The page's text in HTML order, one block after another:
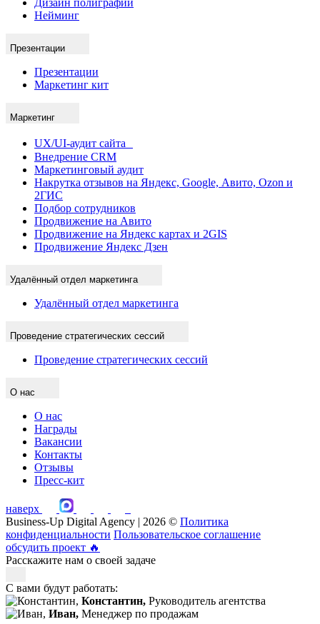
Дизайн полиграфии
Нейминг
Презентации
Презентации
Маркетинг кит
Маркетинг
UX/UI-аудит сайта
Внедрение CRM
Маркетинговый аудит
Накрутка отзывов на Яндекс, Google, Авито, Ozon и
2ГИС
Подбор сотрудников
Продвижение на Авито
Продвижение на Яндекс картах и 2GIS
Продвижение Яндекс Дзен
Удалённый отдел маркетинга
Удалённый отдел маркетинга
Проведение стратегических сессий
Проведение стратегических сессий
О нас
О нас
Награды
Вакансии
Контакты
Отзывы
Пресс-кит
наверх
Business-Up Digital Agency | 2026 © Политика
конфиденциальности Пользовательское соглашение
обсудить проект 🔥
Расскажите нам о своей задаче
С вами будут работать:
Константин, Руководитель агентства
Иван, Менеджер по продажам